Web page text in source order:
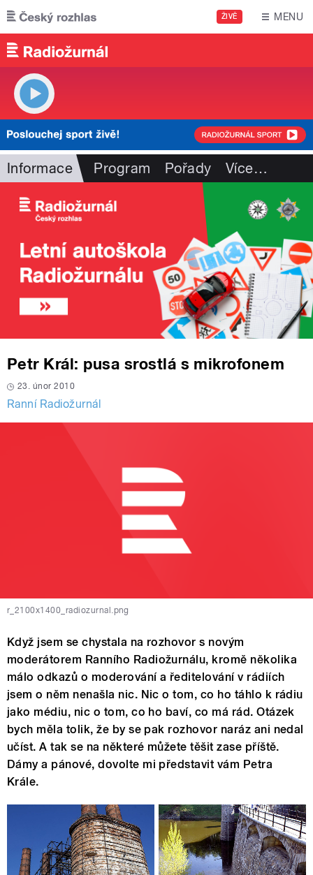
Přejít k hlavnímu obsahu
ŽIVĚ MENU
Informace Program Pořady Více…
Petr Král: pusa srostlá s mikrofonem
23. únor 2010
Ranní Radiožurnál
r_2100x1400_radiozurnal.png
Když jsem se chystala na rozhovor s novým
moderátorem Ranního Radiožurnálu, kromě několika
málo odkazů o moderování a ředitelování v rádiích
jsem o něm nenašla nic. Nic o tom, co ho táhlo k rádiu
jako médiu, nic o tom, co ho baví, co má rád. Otázek
bych měla tolik, že by se pak rozhovor naráz ani nedal
učíst. A tak se na některé můžete těšit zase příště.
Dámy a pánové, dovolte mi představit vám Petra
Krále.